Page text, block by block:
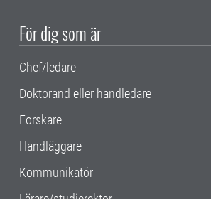
För dig som är
Chef/ledare
Doktorand eller handledare
Forskare
Handläggare
Kommunikatör